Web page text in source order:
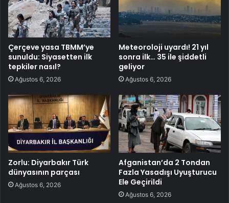
Çerçeve yasa TBMM’ye
sunuldu: Siyasetten ilk
tepkiler nasıl?
Ağustos 6, 2026
Meteoroloji uyardı! 21 yıl
sonra ilk… 35 ile şiddetli
geliyor
Ağustos 6, 2026
Zorlu: Diyarbakır Türk
dünyasının parçası
Ağustos 6, 2026
Afganistan’da 2 Tondan
Fazla Yasadışı Uyuşturucu
Ele Geçirildi
Ağustos 6, 2026